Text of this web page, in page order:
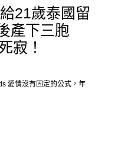
21歲泰國留
產下三胞
寂！
愛情沒有固定的公式，年